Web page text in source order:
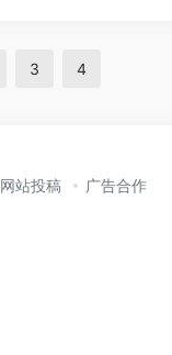
3 4
网站投稿 广告合作